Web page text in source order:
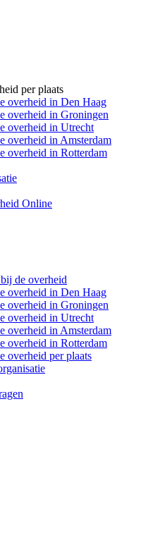
per plaats
overheid in Den Haag
overheid in Groningen
overheid in Utrecht
overheid in Amsterdam
overheid in Rotterdam
Online
de overheid
overheid in Den Haag
overheid in Groningen
overheid in Utrecht
overheid in Amsterdam
overheid in Rotterdam
overheid per plaats